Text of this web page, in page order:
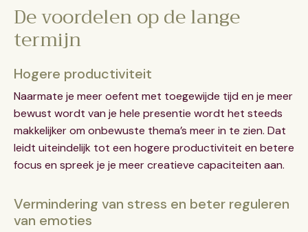
De voordelen op de lange
termijn
Hogere productiviteit
Naarmate je meer oefent met toegewijde tijd en je meer
bewust wordt van je hele presentie wordt het steeds
makkelijker om onbewuste thema’s meer in te zien. Dat
leidt uiteindelijk tot een hogere productiviteit en betere
focus en spreek je je meer creatieve capaciteiten aan.
Vermindering van stress en beter reguleren
van emoties